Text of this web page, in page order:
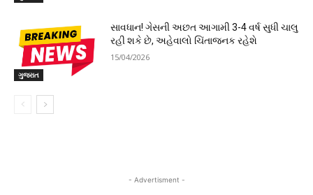
ગુજરાત
સાવધાન! ગેસની અછત આગામી 3-4 વર્ષ સુધી ચાલુ
રહી શકે છે, અહેવાલો ચિંતાજનક રહેશે
15/04/2026
- Advertisment -